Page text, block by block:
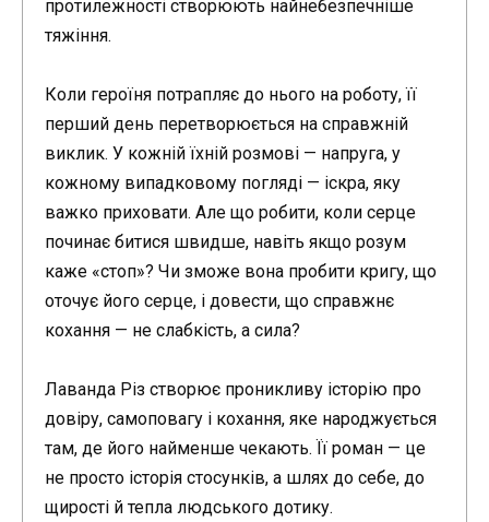
протилежності створюють найнебезпечніше
тяжіння.
Коли героїня потрапляє до нього на роботу, її
перший день перетворюється на справжній
виклик. У кожній їхній розмові — напруга, у
кожному випадковому погляді — іскра, яку
важко приховати. Але що робити, коли серце
починає битися швидше, навіть якщо розум
каже «стоп»? Чи зможе вона пробити кригу, що
оточує його серце, і довести, що справжнє
кохання — не слабкість, а сила?
Лаванда Різ створює проникливу історію про
довіру, самоповагу і кохання, яке народжується
там, де його найменше чекають. Її роман — це
не просто історія стосунків, а шлях до себе, до
щирості й тепла людського дотику.